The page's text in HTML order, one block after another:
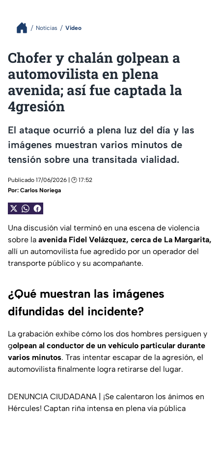
Noticias Video
Chofer y chalán golpean a
automovilista en plena
avenida; así fue captada la
4gresión
El ataque ocurrió a plena luz del día y las
imágenes muestran varios minutos de
tensión sobre una transitada vialidad.
Publicado 17/06/2026 | 🕑 17:52
Por: Carlos Noriega
Una discusión vial terminó en una escena de violencia
sobre la avenida Fidel Velázquez, cerca de La Margarita,
allí un automovilista fue agredido por un operador del
transporte público y su acompañante.
¿Qué muestran las imágenes
difundidas del incidente?
La grabación exhibe cómo los dos hombres persiguen y
golpean al conductor de un vehículo particular durante
varios minutos. Tras intentar escapar de la agresión, el
automovilista finalmente logra retirarse del lugar.
DENUNCIA CIUDADANA | ¡Se calentaron los ánimos en
Hércules! Captan riña intensa en plena vía pública